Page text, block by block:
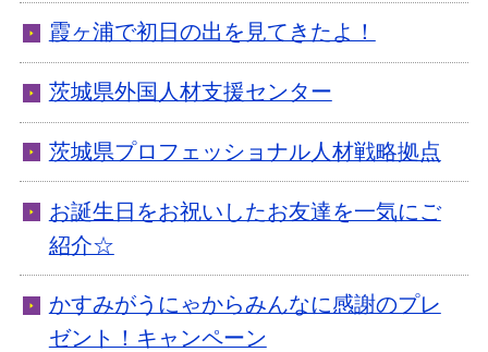
霞ヶ浦で初日の出を見てきたよ！
茨城県外国人材支援センター
茨城県プロフェッショナル人材戦略拠点
お誕生日をお祝いしたお友達を一気にご
紹介☆
かすみがうにゃからみんなに感謝のプレ
ゼント！キャンペーン